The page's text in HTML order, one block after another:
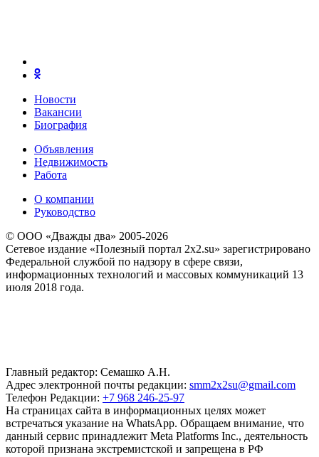
Новости
Вакансии
Биография
Объявления
Недвижимость
Работа
О компании
Руководство
© ООО «Дважды два» 2005-2026
Сетевое издание «Полезный портал 2x2.su» зарегистрировано
Федеральной службой по надзору в сфере связи,
информационных технологий и массовых коммуникаций 13
июля 2018 года.
Главный редактор: Семашко А.Н.
Адрес электронной почты редакции: smm2x2su@gmail.com
Телефон Редакции: +7 968 246-25-97
На страницах сайта в информационных целях может
встречаться указание на WhatsApp. Обращаем внимание, что
данный сервис принадлежит Meta Platforms Inc., деятельность
которой признана экстремистской и запрещена в РФ